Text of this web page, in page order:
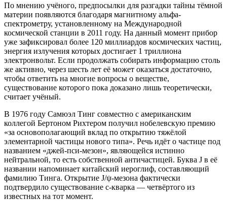
По мнению учёного, предпосылки для разгадки тайны тёмной
материи появляются благодаря магнитному альфа-
спектрометру, установленному на Международной
космической станции в 2011 году. На данный момент прибор
уже зафиксировал более 120 миллиардов космических частиц,
энергия излучения которых достигает 1 триллиона
электронвольт. Если продолжать собирать информацию столь
же активно, через шесть лет её может оказаться достаточно,
чтобы ответить на многие вопросы о веществе,
существование которого пока доказано лишь теоретически,
считает учёный.
В 1976 году Самюэл Тинг совместно с американским
коллегой Бертоном Рихтером получил нобелевскую премию
«за основополагающий вклад по открытию тяжёлой
элементарной частицы нового типа». Речь идёт о частице под
названием «джей-пси-мезон», являющейся истинно
нейтральной, то есть собственной античастицей. Буква J в её
названии напоминает китайский иероглиф, составляющий
фамилию Тинга. Открытие J/ψ-мезона фактически
подтвердило существование c-кварка — четвёртого из
известных на тот момент.